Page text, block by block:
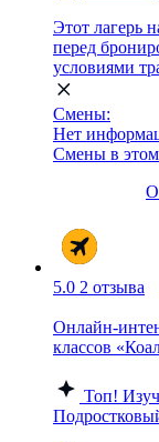
Этот лагерь
перед
условиями
Смены:
Нет
Смены в этом
5.0 2 отзыва
Онлайн-
классов
Топ!